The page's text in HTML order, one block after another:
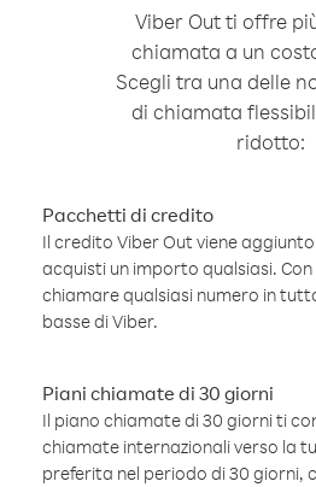
Viber Out ti offre
chiamata a un
Scegli tra una delle
di chiamata
ridotto:
Pacchetti di credito
Il credito Viber Out viene
acquisti un importo qualsiasi.
chiamare qualsiasi numero in
basse di Viber.
Piani chiamate di 30 giorni
Il piano chiamate di 30 giorni ti
chiamate internazionali verso la
preferita nel periodo di 30 giorni,